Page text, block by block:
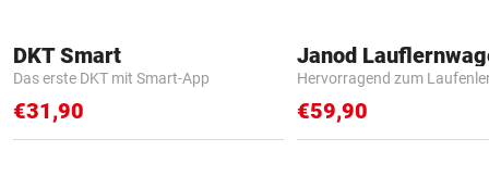
DKT Smart
Das erste DKT mit Smart-App
€31,90
Janod
Hervorragend zum
€59,90